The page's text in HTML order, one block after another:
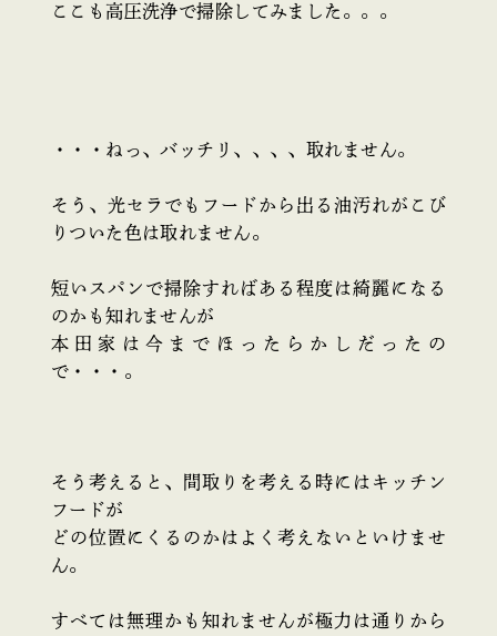
ここも高圧洗浄で掃除してみました。。。
・・・ねっ、バッチリ、、、、取れません。
そう、光セラでもフードから出る油汚れがこび
りついた色は取れません。
短いスパンで掃除すればある程度は綺麗になる
のかも知れませんが
本田家は今までほったらかしだったの
で・・・。
そう考えると、間取りを考える時にはキッチン
フードが
どの位置にくるのかはよく考えないといけませ
ん。
すべては無理かも知れませんが極力は通りから